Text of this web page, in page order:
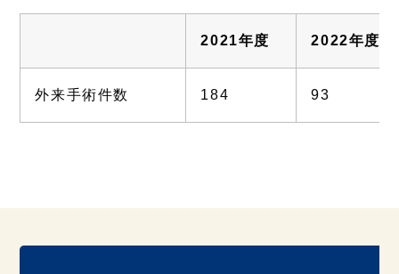
2021年度 2022年度
外来手術件数 184 93